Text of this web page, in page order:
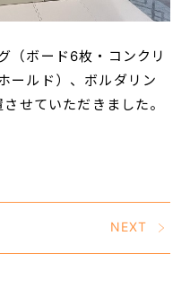
（ボード6枚・コンクリ
ールド）、ボルダリン
せていただきました。
NEXT